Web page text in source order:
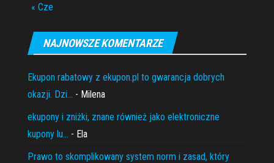
« Cze
NAJNOWSZE KOMENTARZE
Ekupon rabatowy z ekupon.pl to gwarancja dobrych
okazji. Dzi... - Milena
ekupony i zniżki, znane również jako elektroniczne
kupony lu... - Ela
Prawo to skomplikowany system norm i zasad, który